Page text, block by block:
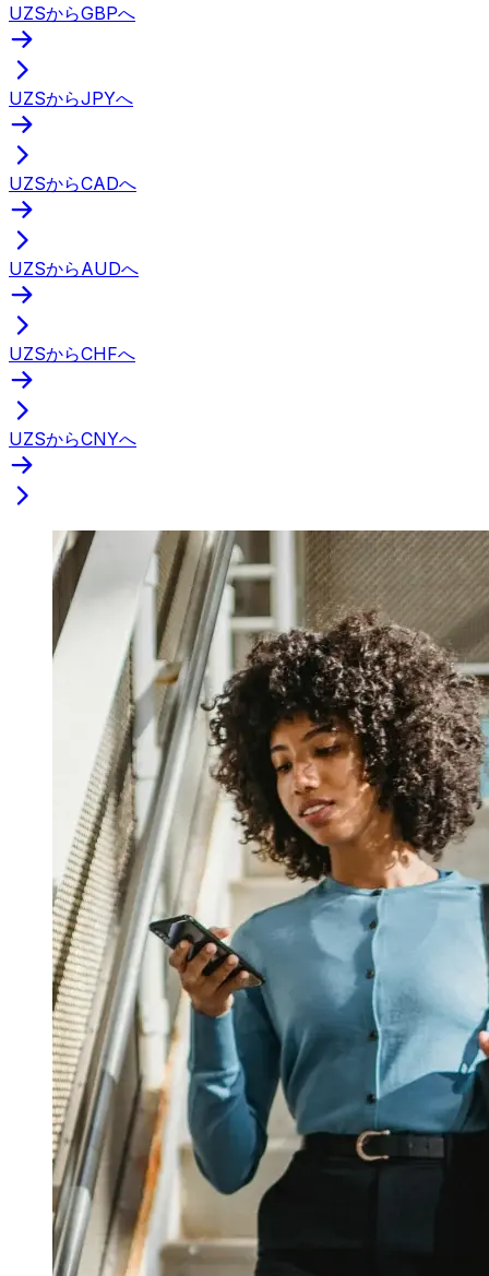
UZSからGBPへ
UZSからJPYへ
UZSからCADへ
UZSからAUDへ
UZSからCHFへ
UZSからCNYへ